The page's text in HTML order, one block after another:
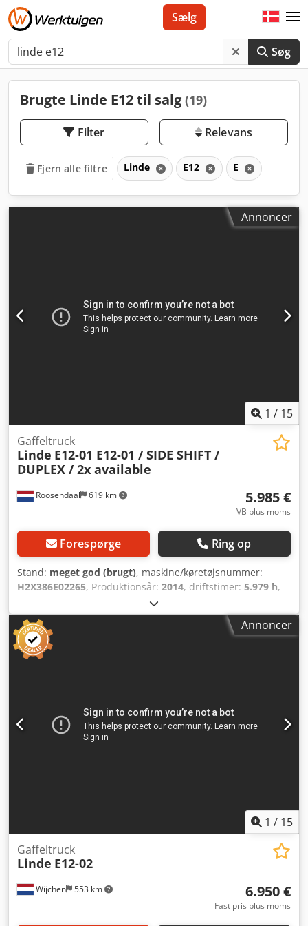
Søg
Sælg
Brugte Linde E12 til salg (19)
Filter Relevans
Fjern alle filtre Linde E12 E
Annoncer
1 / 15
Roosendaal 619 km
Gaffeltruck
Linde E12-01 E12-01 / SIDE SHIFT /
DUPLEX / 2x available
5.985 €
VB plus moms
Forespørge Ring op
Stand: meget god (brugt), maskine/køretøjsnummer:
H2X386E02265, Produktionsår: 2014, driftstimer: 5.979 h,
, mastetype:
automatisk, total højde:2.110 mm, samlet længde:2.750
mm, samlet bredde:
, Velholdt LINDE E12-01
elektrisk gaffeltruck fra 2014 med dupleksmast, sideskift,
indbygget oplader og 5.979 driftstimer. = Yderligere
for yderligere information.
Annoncer
1 / 15
Wijchen 553 km
Gaffeltruck
Linde E12-02
6.950 €
Fast pris plus moms